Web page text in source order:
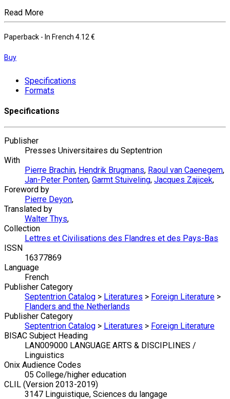
Read More
Paperback - In French 4.12 €
Buy
Specifications
Formats
Specifications
Publisher
Presses Universitaires du Septentrion
With
Pierre Brachin, Hendrik Brugmans, Raoul van Caenegem,
Jan-Peter Ponten, Garmt Stuiveling, Jacques Zajicek,
Foreword by
Pierre Deyon,
Translated by
Walter Thys,
Collection
Lettres et Civilisations des Flandres et des Pays-Bas
ISSN
16377869
Language
French
Publisher Category
Septentrion Catalog > Literatures > Foreign Literature >
Flanders and the Netherlands
Publisher Category
Septentrion Catalog > Literatures > Foreign Literature
BISAC Subject Heading
LAN009000 LANGUAGE ARTS & DISCIPLINES /
Linguistics
Onix Audience Codes
05 College/higher education
CLIL (Version 2013-2019)
3147 Linguistique, Sciences du langage